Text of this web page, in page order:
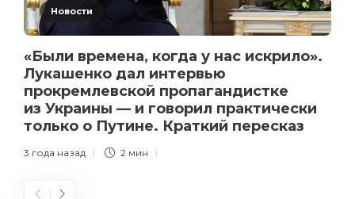
Новости
«Были времена, когда у нас искрило».
Лукашенко дал интервью
прокремлевской пропагандистке
из Украины — и говорил практически
только о Путине. Краткий пересказ
3 года назад 2 мин